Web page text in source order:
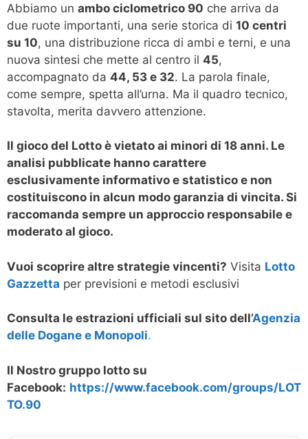
Abbiamo un ambo ciclometrico 90 che arriva da
due ruote importanti, una serie storica di 10 centri
su 10, una distribuzione ricca di ambi e terni, e una
nuova sintesi che mette al centro il 45,
accompagnato da 44, 53 e 32. La parola finale,
come sempre, spetta all’urna. Ma il quadro tecnico,
stavolta, merita davvero attenzione.
Il gioco del Lotto è vietato ai minori di 18 anni. Le
analisi pubblicate hanno carattere
esclusivamente informativo e statistico e non
costituiscono in alcun modo garanzia di vincita. Si
raccomanda sempre un approccio responsabile e
moderato al gioco.
Vuoi scoprire altre strategie vincenti? Visita Lotto
Gazzetta per previsioni e metodi esclusivi
Consulta le estrazioni ufficiali sul sito dell’Agenzia
delle Dogane e Monopoli.
Il Nostro gruppo lotto su
Facebook: https://www.facebook.com/groups/LOT
TO.90